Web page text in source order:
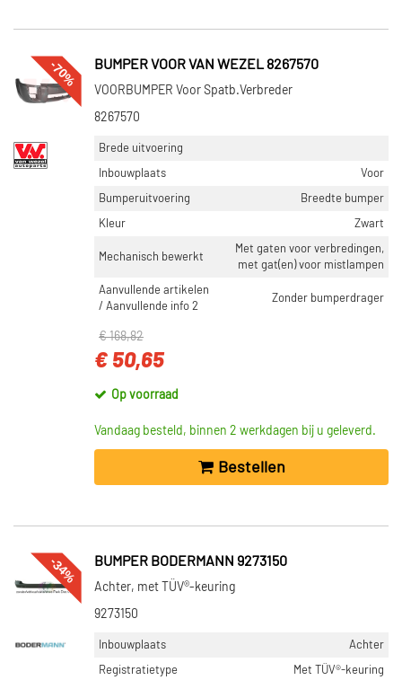
-70% BUMPER VOOR VAN WEZEL 8267570
VOORBUMPER Voor Spatb.Verbreder
8267570
Brede uitvoering
Inbouwplaats
Voor
Bumperuitvoering
Breedte bumper
Kleur
Zwart
Mechanisch bewerkt
Met gaten voor verbredingen,
met gat(en) voor mistlampen
Aanvullende artikelen
/ Aanvullende info 2
Zonder bumperdrager
€ 168,82
€ 50,65
Op voorraad
Vandaag besteld, binnen 2 werkdagen bij u geleverd.
Bestellen
-34% BUMPER BODERMANN 9273150
Achter, met TÜV®-keuring
9273150
Inbouwplaats
Achter
Registratietype
Met TÜV®-keuring